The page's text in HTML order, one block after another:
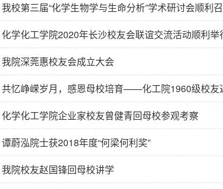
我校第三届“化学生物学与生命分析”学术研讨会顺利
化学化工学院2020年长沙校友会联谊交流活动顺利举
我院深莞惠校友会成立大会
共忆峥嵘岁月，感恩母校培育——化工院1960级校友
化学化工学院企业家校友曾健青回母校参观考察
谭蔚泓院士获2018年度“何梁何利奖”
我院校友赵国锋回母校讲学